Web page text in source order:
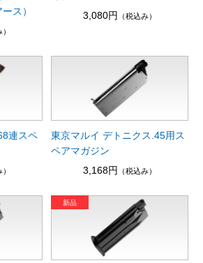
ス）
3,080円
（税込み）
連スペ
東京マルイ デトニクス.45用ス
ペアマガジン
3,168円
（税込み）